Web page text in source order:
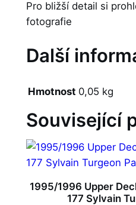
Pro bližší detail si
fotografie
Další
Hmotnost 0,05 kg
Související
1995/1996 Upper
177 Sylvain